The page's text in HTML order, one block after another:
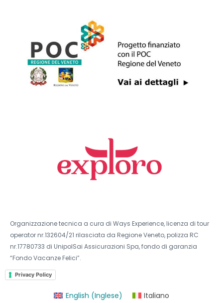
Organizzazione tecnica a cura di Ways Experience, licenza di tour
operator nr.132604/21 rilasciata da Regione Veneto, polizza RC
nr.17780733 di UnipolSai Assicurazioni Spa, fondo di garanzia
“Fondo Vacanze Felici”.
Privacy Policy
English (Inglese) Italiano